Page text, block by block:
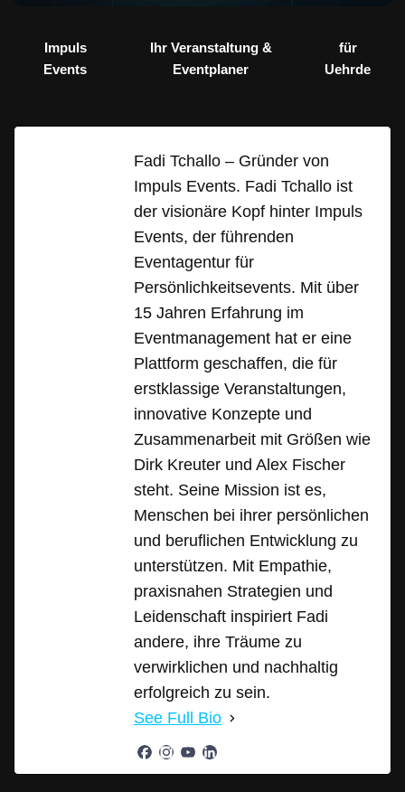
Impuls
Events
Ihr Veranstaltung &
Eventplaner
für
Uehrde
Fadi Tchallo – Gründer von
Impuls Events. Fadi Tchallo ist
der visionäre Kopf hinter Impuls
Events, der führenden
Eventagentur für
Persönlichkeitsevents. Mit über
15 Jahren Erfahrung im
Eventmanagement hat er eine
Plattform geschaffen, die für
erstklassige Veranstaltungen,
innovative Konzepte und
Zusammenarbeit mit Größen wie
Dirk Kreuter und Alex Fischer
steht. Seine Mission ist es,
Menschen bei ihrer persönlichen
und beruflichen Entwicklung zu
unterstützen. Mit Empathie,
praxisnahen Strategien und
Leidenschaft inspiriert Fadi
andere, ihre Träume zu
verwirklichen und nachhaltig
erfolgreich zu sein.
See Full Bio